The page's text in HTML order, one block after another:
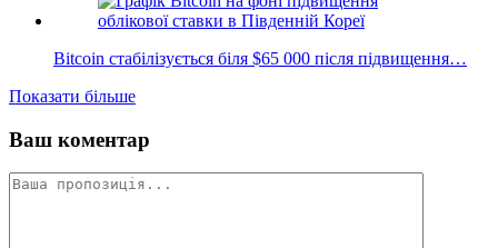
Bitcoin стабілізується біля $65 000 після підвищення…
Показати більше
Ваш коментар